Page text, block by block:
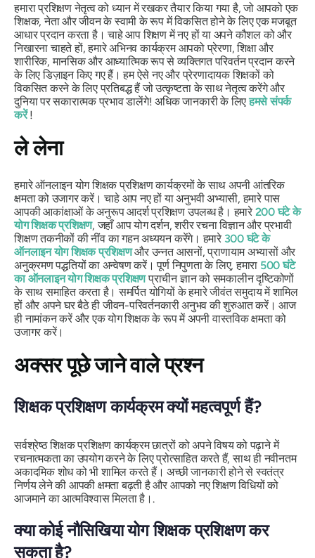
हमारा प्रशिक्षण नेतृत्व को ध्यान में रखकर तैयार किया गया है, जो आपको एक
शिक्षक, नेता और जीवन के स्वामी के रूप में विकसित होने के लिए एक मजबूत
आधार प्रदान करता है। चाहे आप शिक्षण में नए हों या अपने कौशल को और
निखारना चाहते हों, हमारे अभिनव कार्यक्रम आपको प्रेरणा, शिक्षा और
शारीरिक, मानसिक और आध्यात्मिक रूप से व्यक्तिगत परिवर्तन प्रदान करने
के लिए डिज़ाइन किए गए हैं। हम ऐसे नए और प्रेरणादायक शिक्षकों को
विकसित करने के लिए प्रतिबद्ध हैं जो उत्कृष्टता के साथ नेतृत्व करेंगे और
दुनिया पर सकारात्मक प्रभाव डालेंगे! अधिक जानकारी के लिएहमसे संपर्क
करें!
ले लेना
हमारे ऑनलाइन योग शिक्षक प्रशिक्षण कार्यक्रमों के साथ अपनी आंतरिक
क्षमता को उजागर करें। चाहे आप नए हों या अनुभवी अभ्यासी, हमारे पास
आपकी आकांक्षाओं के अनुरूप आदर्श प्रशिक्षण उपलब्ध है। हमारे 200 घंटे के
योग शिक्षक प्रशिक्षण, जहाँ आप योग दर्शन, शरीर रचना विज्ञान और प्रभावी
शिक्षण तकनीकों की नींव का गहन अध्ययन करेंगे। हमारे 300 घंटे के
ऑनलाइन योग शिक्षक प्रशिक्षणऔर उन्नत आसनों, प्राणायाम अभ्यासों और
अनुक्रमण पद्धतियों का अन्वेषण करें। पूर्ण निपुणता के लिए, हमारा 500 घंटे
का ऑनलाइन योग शिक्षक प्रशिक्षणप्राचीन ज्ञान को समकालीन दृष्टिकोणों
के साथ समाहित करता है। समर्पित योगियों के हमारे जीवंत समुदाय में शामिल
हों और अपने घर बैठे ही जीवन-परिवर्तनकारी अनुभव की शुरुआत करें। आज
ही नामांकन करें और एक योग शिक्षक के रूप में अपनी वास्तविक क्षमता को
उजागर करें।
अक्सर पूछे जाने वाले प्रश्न
शिक्षक प्रशिक्षण कार्यक्रम क्यों महत्वपूर्ण हैं?
सर्वश्रेष्ठ शिक्षक प्रशिक्षण कार्यक्रम छात्रों को अपने विषय को पढ़ाने में
रचनात्मकता का उपयोग करने के लिए प्रोत्साहित करते हैं, साथ ही नवीनतम
अकादमिक शोध को भी शामिल करते हैं। अच्छी जानकारी होने से स्वतंत्र
निर्णय लेने की आपकी क्षमता बढ़ती है और आपको नए शिक्षण विधियों को
आजमाने का आत्मविश्वास मिलता है।.
क्या कोई नौसिखिया योग शिक्षक प्रशिक्षण कर
सकता है?